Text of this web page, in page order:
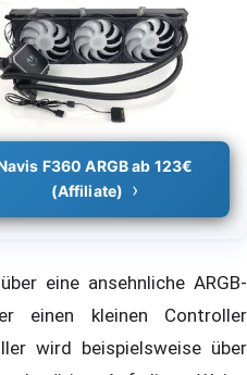
F360 ARGB ab 123€
(Affiliate)
eine ansehnliche ARGB-
einen kleinen Controller
wird beispielsweise über